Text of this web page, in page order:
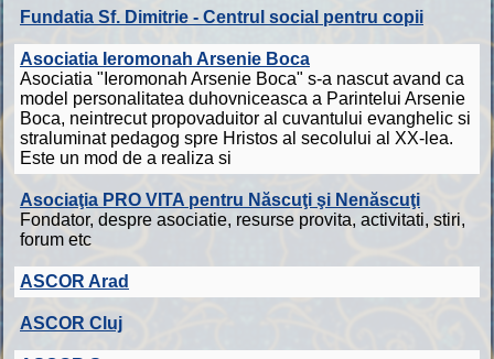
Fundatia Sf. Dimitrie - Centrul social pentru copii
Asociatia Ieromonah Arsenie Boca
Asociatia "Ieromonah Arsenie Boca" s-a nascut avand ca
model personalitatea duhovniceasca a Parintelui Arsenie
Boca, neintrecut propovaduitor al cuvantului evanghelic si
straluminat pedagog spre Hristos al secolului al XX-lea.
Este un mod de a realiza si
Asociaţia PRO VITA pentru Născuţi şi Nenăscuţi
Fondator, despre asociatie, resurse provita, activitati, stiri,
forum etc
ASCOR Arad
ASCOR Cluj